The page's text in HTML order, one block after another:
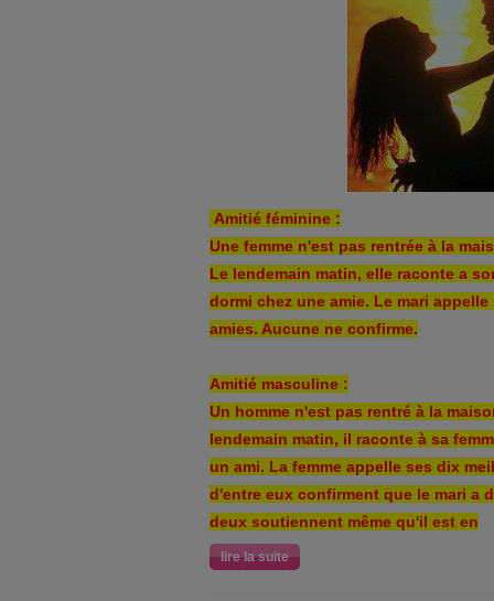
Amitié féminine :
Une femme n'est pas rentrée à la
Le lendemain matin, elle raconte a
dormi chez une amie. Le mari
amies. Aucune ne confirme.
Amitié masculine :
Un homme n'est pas rentré à la
lendemain matin, il raconte à sa
un ami. La femme appelle ses dix
d'entre eux confirment que le mari a
deux soutiennent même qu'il est en
lire la suite